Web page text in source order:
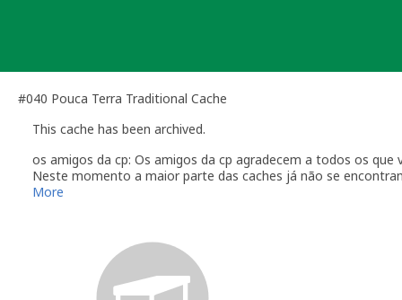
#040 Pouca Terra Traditional Cache
This cache has been archived.
os amigos da cp: Os amigos da cp agradecem a todos os que
Neste momento a maior parte das caches já não se
Vamos tentar manter a primeira cache e a ultima para
More